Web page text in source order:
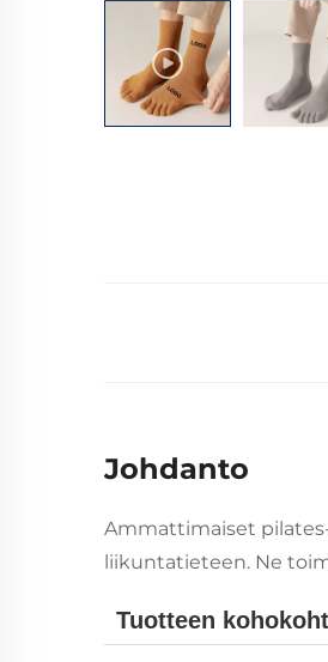
Johdanto
Ammattimaiset
liikuntatieteen. Ne
Tuotteen